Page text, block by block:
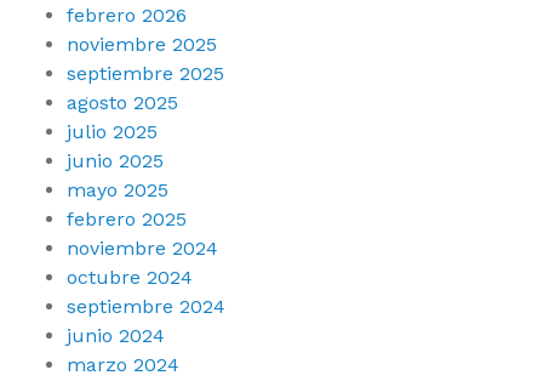
febrero 2026
noviembre 2025
septiembre 2025
agosto 2025
julio 2025
junio 2025
mayo 2025
febrero 2025
noviembre 2024
octubre 2024
septiembre 2024
junio 2024
marzo 2024